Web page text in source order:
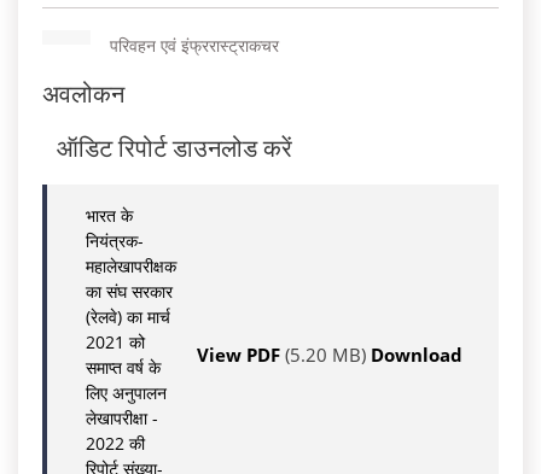
परिवहन एवं इंफ्ररास्ट्राकचर
अवलोकन
ऑडिट रिपोर्ट डाउनलोड करें
भारत के
नियंत्रक-
महालेखापरीक्षक
का संघ सरकार
(रेलवे) का मार्च
2021 को
समाप्‍त वर्ष के
लिए अनुपालन
लेखापरीक्षा -
2022 की
रिपोर्ट संख्या-
View PDF (5.20 MB) Download